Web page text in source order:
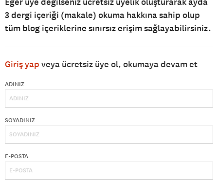
3 dergi içeriği (makale) okuma hakkına sahip olup
tüm blog içeriklerine sınırsız erişim sağlayabilirsiniz.
Giriş yap veya ücretsiz üye ol, okumaya devam et
ADINIZ
SOYADINIZ
E-POSTA